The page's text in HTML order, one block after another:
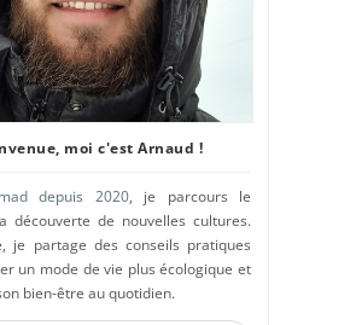
moi c'est Arnaud !
depuis 2020, je parcours le
découverte de nouvelles cultures.
je partage des conseils pratiques
un mode de vie plus écologique et
bien-être au quotidien.